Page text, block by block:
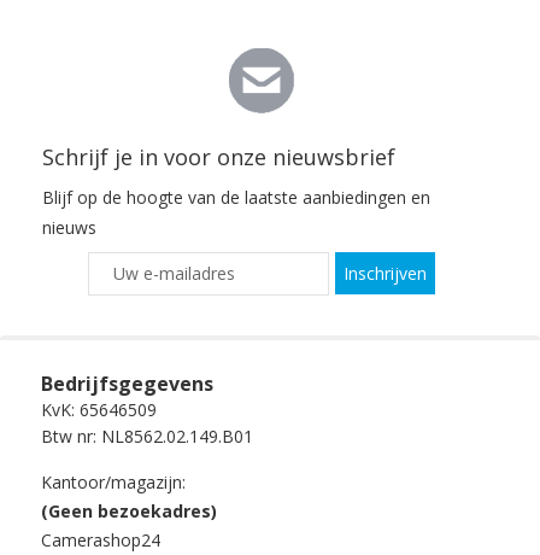
Schrijf je in voor onze nieuwsbrief
Blijf op de hoogte van de laatste aanbiedingen en
nieuws
Inschrijven
Bedrijfsgegevens
KvK: 65646509
Btw nr: NL8562.02.149.B01
Kantoor/magazijn:
(Geen bezoekadres)
Camerashop24